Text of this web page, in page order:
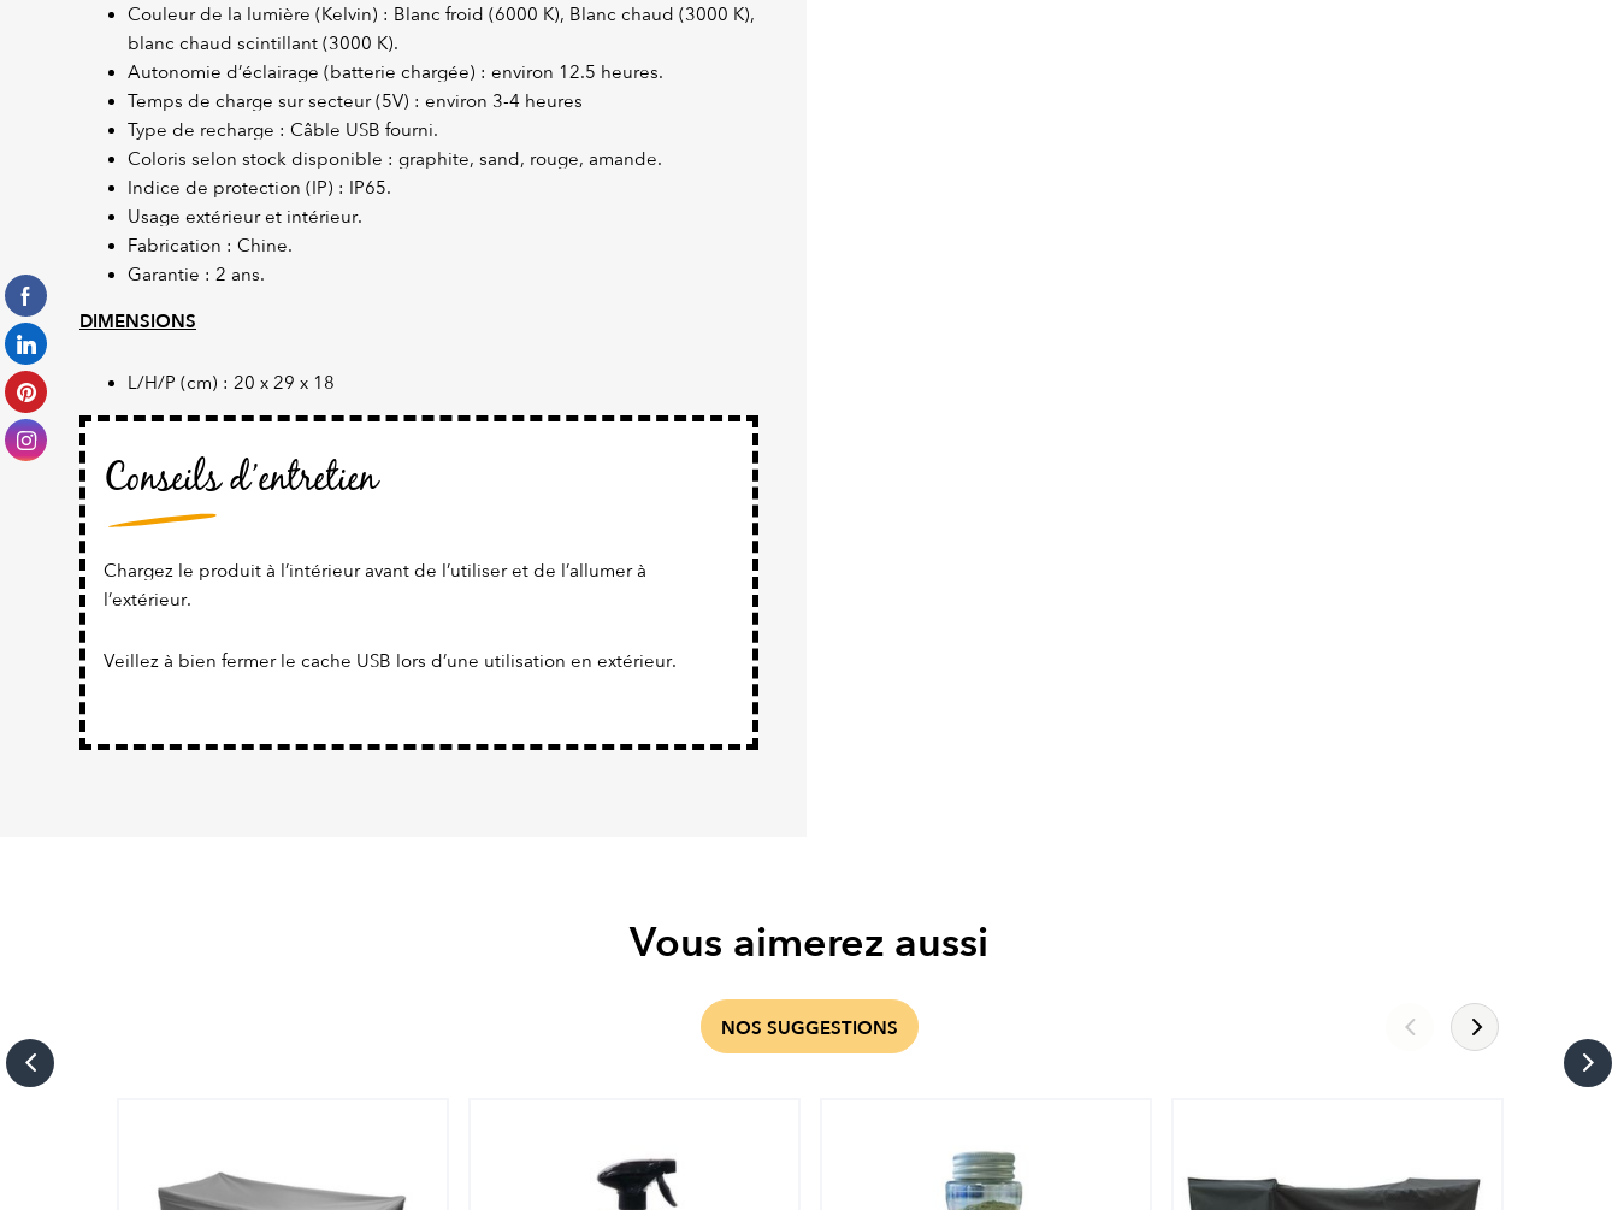
Couleur de la lumière (Kelvin) : Blanc froid (6000 K), Blanc chaud (3000 K),
blanc chaud scintillant (3000 K).
Autonomie d’éclairage (batterie chargée) : environ 12.5 heures.
Temps de charge sur secteur (5V) : environ 3-4 heures
Type de recharge : Câble USB fourni.
Coloris selon stock disponible : graphite, sand, rouge, amande.
Indice de protection (IP) : IP65.
Usage extérieur et intérieur.
Fabrication : Chine.
Garantie : 2 ans.
DIMENSIONS
L/H/P (cm) : 20 x 29 x 18
Conseils d’entretien
Chargez le produit à l’intérieur avant de l’utiliser et de l’allumer à
l’extérieur.
Veillez à bien fermer le cache USB lors d’une utilisation en extérieur.
Vous aimerez aussi
NOS SUGGESTIONS